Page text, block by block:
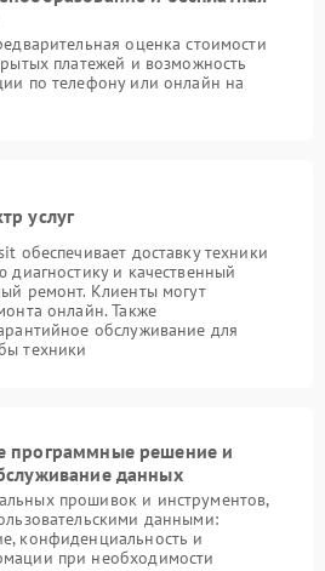
оценка стоимости
платежей и возможность
по телефону или онлайн на
услуг
обеспечивает доставку техники
диагностику и качественный
ремонт. Клиенты могут
онлайн. Также
обслуживание для
техники
программные решение и
данных
прошивок и инструментов,
данными:
конфиденциальность и
при необходимости